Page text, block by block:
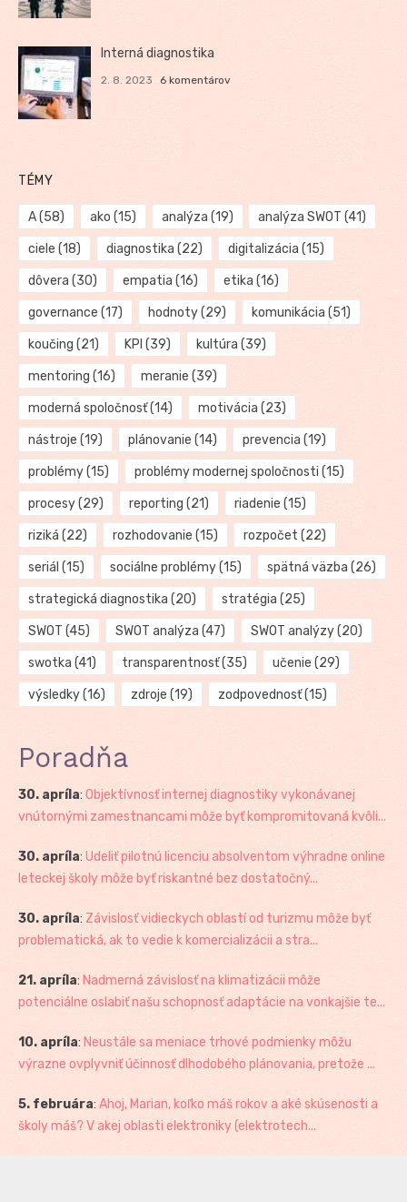
Interná diagnostika
2. 8. 2023 6 komentárov
TÉMY
A(58) ako (15) analýza (19) analýza SWOT (41)
ciele (18) diagnostika (22) digitalizácia (15)
dôvera (30) empatia (16) etika (16)
governance (17) hodnoty(29) komunikácia (51)
koučing (21) KPI (39) kultúra (39)
mentoring (16) meranie (39)
moderná spoločnosť(14) motivácia (23)
nástroje (19) plánovanie (14) prevencia (19)
problémy(15) problémy modernej spoločnosti (15)
procesy(29) reporting (21) riadenie (15)
riziká (22) rozhodovanie (15) rozpočet (22)
seriál (15) sociálne problémy(15) spätná väzba (26)
strategická diagnostika (20) stratégia (25)
SWOT (45) SWOT analýza (47) SWOT analýzy(20)
swotka (41) transparentnosť(35) učenie (29)
výsledky(16) zdroje (19) zodpovednosť(15)
Poradňa
30. apríla: Objektívnosť internej diagnostiky vykonávanej
vnútornými zamestnancami môže byť kompromitovaná kvôli...
30. apríla: Udeliť pilotnú licenciu absolventom výhradne online
leteckej školy môže byť riskantné bez dostatočný...
30. apríla: Závislosť vidieckych oblastí od turizmu môže byť
problematická, ak to vedie k komercializácii a stra...
21. apríla: Nadmerná závislosť na klimatizácii môže
potenciálne oslabiť našu schopnosť adaptácie na vonkajšie te...
10. apríla: Neustále sa meniace trhové podmienky môžu
výrazne ovplyvniť účinnosť dlhodobého plánovania, pretože ...
5. februára: Ahoj, Marian, koľko máš rokov a aké skúsenosti a
školy máš? V akej oblasti elektroniky (elektrotech...